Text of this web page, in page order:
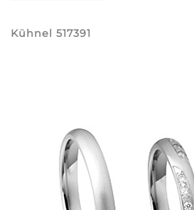
Kühnel 517391